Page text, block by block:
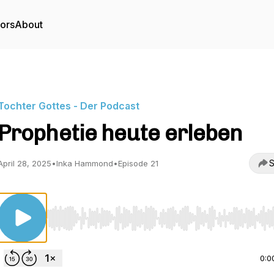
About
Gottes - Der Podcast
heute erleben
28, 2025•Inka Hammond•Episode 21
Use Left/Right to seek, Home/End to jump to start